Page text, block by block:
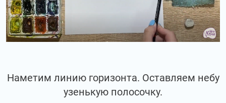
Наметим линию горизонта. Оставляем небу
узенькую полосочку.